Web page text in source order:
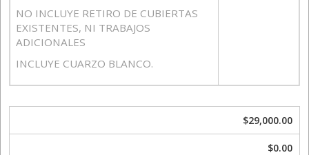
NO INCLUYE RETIRO DE CUBIERTAS
EXISTENTES, NI TRABAJOS
ADICIONALES
INCLUYE CUARZO BLANCO.
$29,000.00
$0.00